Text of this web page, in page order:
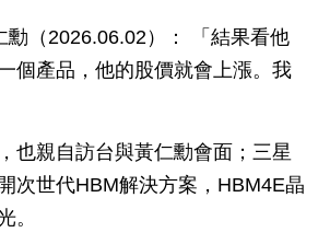
勳（2026.06.02）： 「結果看他
個產品，他的股價就會上漲。我
也親自訪台與黃仁勳會面；三星
次世代HBM解決方案，HBM4E晶
。